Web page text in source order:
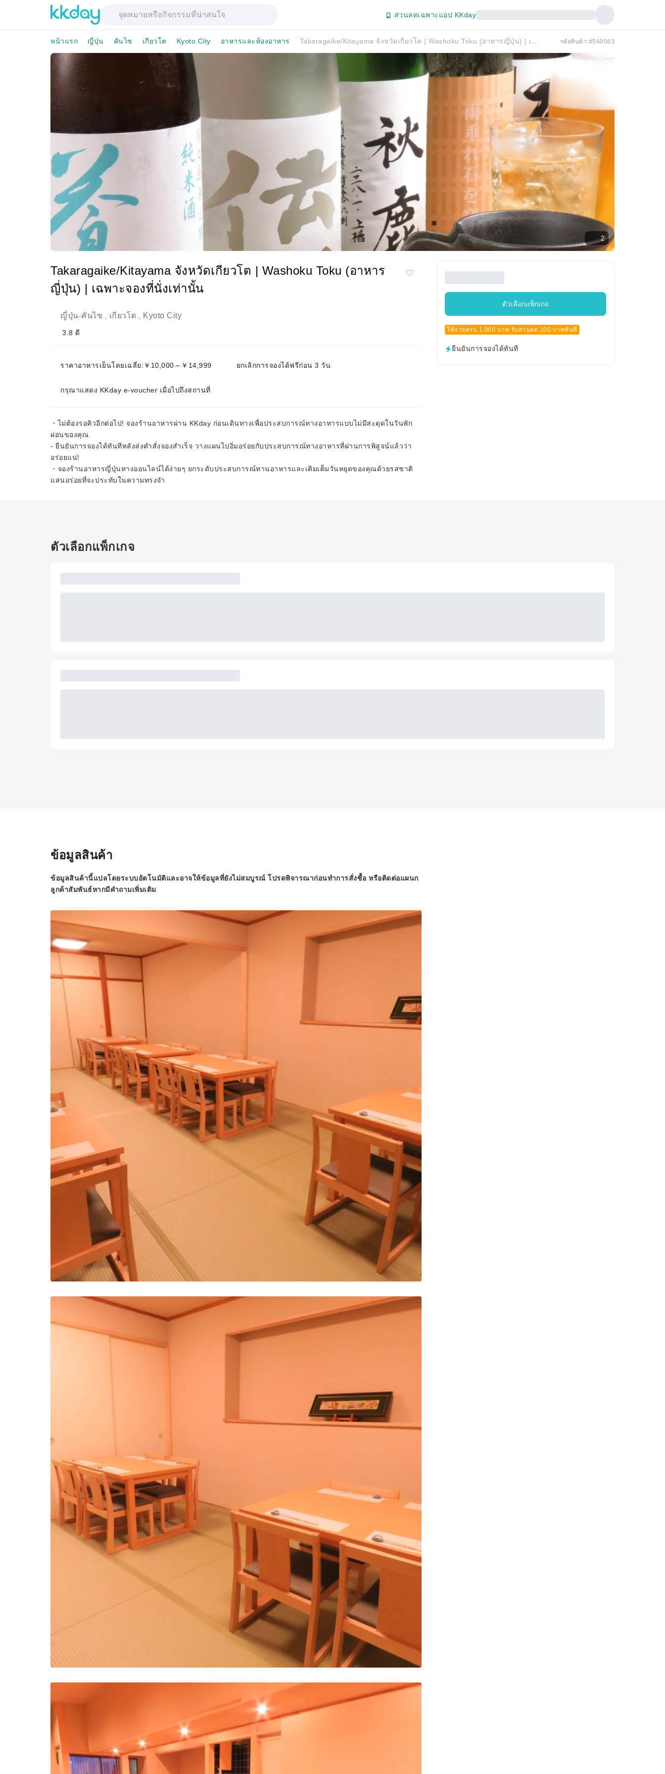
ส่วนลดเฉพาะแอป KKday
หน้าแรก ญี่ปุ่น คันไซ เกียวโต Kyoto City อาหารและห้องอาหาร รหัสสินค้า #540563
2
Takaragaike/Kitayama จังหวัดเกียวโต | Washoku Toku (อาหาร
ญี่ปุ่น) | เฉพาะจองที่นั่งเท่านั้น
ญี่ปุ่น-คันไซ เกียวโต Kyoto City
3.8 ดี
ราคาอาหารเย็นโดยเฉลี่ย:￥10,000～￥14,999 ยกเลิกการจองได้ฟรีก่อน 3 วัน
กรุณาแสดง KKday e-voucher เมื่อไปถึงสถานที่
・ไม่ต้องรอคิวอีกต่อไป! จองร้านอาหารผ่าน KKday ก่อนเดินทางเพื่อประสบการณ์ทางอาหารแบบไม่มีสะดุดในวันพัก
ผ่อนของคุณ
- ยืนยันการจองได้ทันทีหลังส่งคำสั่งจองสำเร็จ วางแผนไปอิ่มอร่อยกับประสบการณ์ทางอาหารที่ผ่านการพิสูจน์แล้วว่า
อร่อยแน่!
・จองร้านอาหารญี่ปุ่นทางออนไลน์ได้ง่ายๆ ยกระดับประสบการณ์ทานอาหารและเติมเต็มวันหยุดของคุณด้วยรสชาติ
แสนอร่อยที่จะประทับในความทรงจำ
ตัวเลือกแพ็กเกจ
ใช้จ่ายครบ 1,000 บาท รับส่วนลด 100 บาททันที
ยืนยันการจองได้ทันที
ตัวเลือกแพ็กเกจ
ข้อมูลสินค้า
ข้อมูลสินค้านี้แปลโดยระบบอัตโนมัติและอาจให้ข้อมูลที่ยังไม่สมบูรณ์ โปรดพิจารณาก่อนทำการสั่งซื้อ หรือติดต่อแผนก
ลูกค้าสัมพันธ์หากมีคำถามเพิ่มเติม